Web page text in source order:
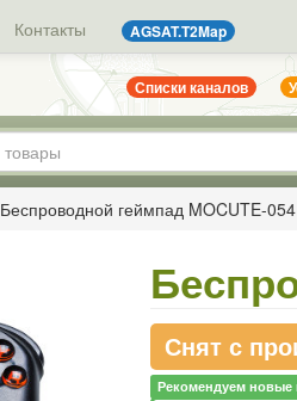
Контакты AGSAT.T2Map
Списки каналов
Беспроводной геймпад MOCUTE-054
Снят с
Рекомендуем новые